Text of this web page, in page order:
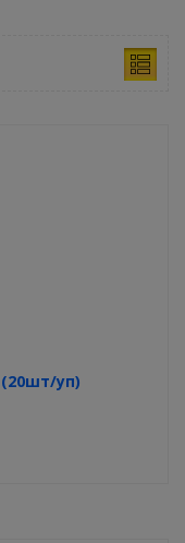
уп)